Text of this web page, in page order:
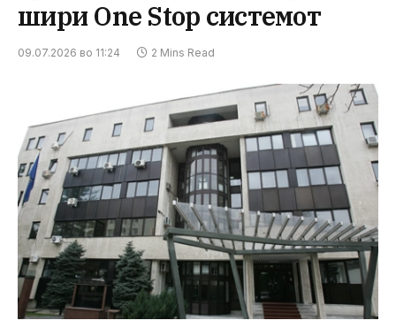
шири One Stop системот
09.07.2026 во 11:24 2 Mins Read